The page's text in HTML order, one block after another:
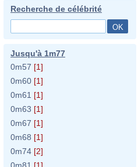
Recherche de célébrité
Jusqu'à 1m77
0m57 [1]
0m60 [1]
0m61 [1]
0m63 [1]
0m67 [1]
0m68 [1]
0m74 [2]